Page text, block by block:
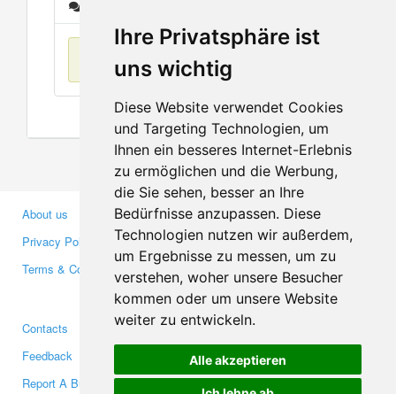
Ihre Privatsphäre ist
uns wichtig
Diese Website verwendet Cookies
und Targeting Technologien, um
Ihnen ein besseres Internet-Erlebnis
zu ermöglichen und die Werbung,
die Sie sehen, besser an Ihre
Bedürfnisse anzupassen. Diese
Technologien nutzen wir außerdem,
um Ergebnisse zu messen, um zu
verstehen, woher unsere Besucher
kommen oder um unsere Website
weiter zu entwickeln.
Alle akzeptieren
No items found
About us
Privacy Policy
Terms & Conditions
Business Partners
Investors
Media
Contacts
Feedback
Report A Bug
Facebook
Twitter
YouTube